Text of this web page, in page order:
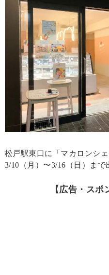
松戸駅東口に「マカロンシ
3/10（月）〜3/16（日）まで
【広告・スポ